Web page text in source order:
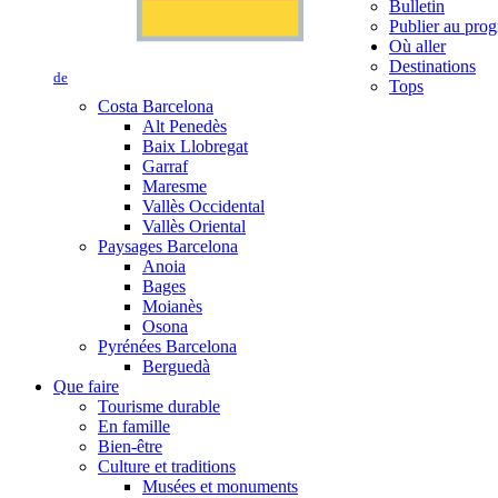
de
Bulletin
Publier au
Où aller
Destinations
Tops
Costa Barcelona
Alt Penedès
Baix Llobregat
Garraf
Maresme
Vallès Occidental
Vallès Oriental
Paysages Barcelona
Anoia
Bages
Moianès
Osona
Pyrénées Barcelona
Berguedà
Que faire
Tourisme durable
En famille
Bien-être
Culture et traditions
Musées et monuments